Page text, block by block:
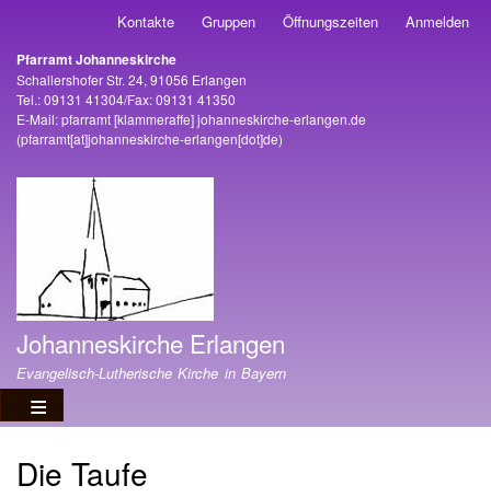
Kontakte Gruppen Öffnungszeiten Anmelden
Adresse
Pfarramt Johanneskirche
Schallershofer Str. 24, 91056 Erlangen
Tel.: 09131 41304/Fax: 09131 41350
E-Mail:pfarramt[klammeraffe]johanneskirche-erlangen.de
(pfarramt[at]johanneskirche-erlangen[dot]de)
Johanneskirche Erlangen
Evangelisch-Lutherische Kirche in Bayern
Die Taufe